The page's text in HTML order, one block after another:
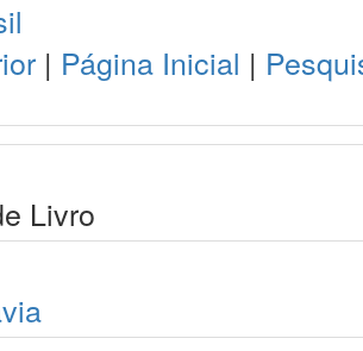
| Página Inicial |
Livro